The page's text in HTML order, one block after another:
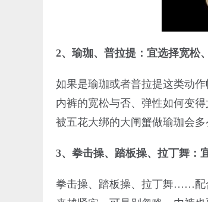
2、瑜珈、普拉提：宜选择宽松
如果是瑜珈或者普拉提这类动
内裤的宽松与否、弹性如何变
被五花大绑的大闸蟹做瑜珈会多
3、拳击操、踏板操、拉丁舞：
拳击操、踏板操、拉丁舞……配